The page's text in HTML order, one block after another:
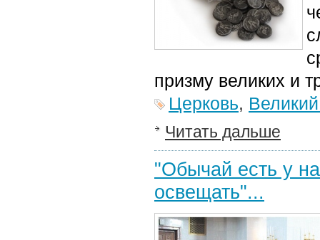
призму великих и
Церковь,
Читать дальше
"Обычай есть у
освещать"...